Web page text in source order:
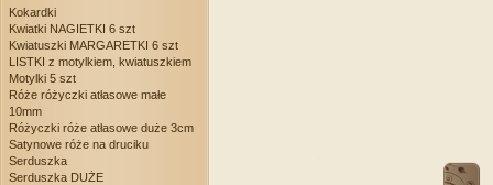
Kokardki
Kwiatki NAGIETKI 6 szt
Kwiatuszki MARGARETKI 6 szt
LISTKI z motylkiem, kwiatuszkiem
Motylki 5 szt
Róże różyczki atłasowe małe
10mm
Różyczki róże atłasowe duże 3cm
Satynowe róże na druciku
Serduszka
Serduszka DUŻE